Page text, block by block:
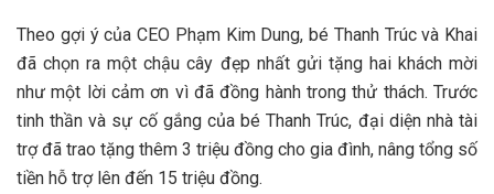
Theo gợi ý của CEO Phạm Kim Dung, bé Thanh Trúc và Khai
đã chọn ra một chậu cây đẹp nhất gửi tặng hai khách mời
như một lời cảm ơn vì đã đồng hành trong thử thách. Trước
tinh thần và sự cố gắng của bé Thanh Trúc, đại diện nhà tài
trợ đã trao tặng thêm 3 triệu đồng cho gia đình, nâng tổng số
tiền hỗ trợ lên đến 15 triệu đồng.